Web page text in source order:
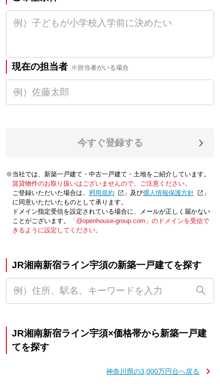
現在の担当者 ※担当者がいる場合
今すぐ登録する
※当社では、新築一戸建て・中古一戸建て・土地をご紹介しています。
賃貸物件のお取り扱いはございませんので、ご注意ください。
ご登録いただいた場合は、「利用規約 」及び「個人情報保護方針
」
に同意いただいたものとして承ります。
ドメイン指定受信を設定されている場合に、メールが正しく届かない
ことがございます。
「@openhouse-group.com」のドメインを受信で
きるように設定してください。
JR湘南新宿ライン宇須の新築一戸建てを探す
JR湘南新宿ライン宇須×価格帯から新築一戸建
てを探す
神奈川県の3,000万円台へ戻る